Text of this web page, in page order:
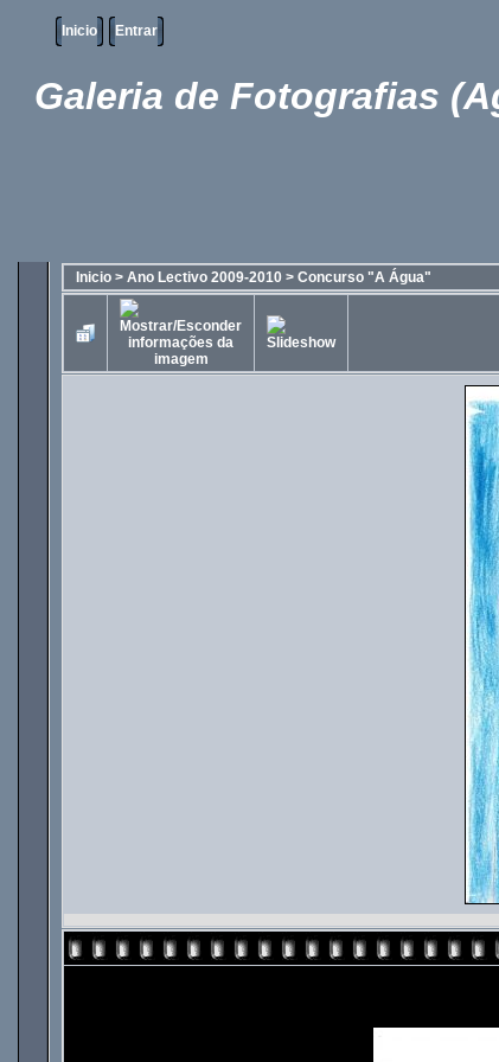
Inicio Entrar
Galeria de Fotografias
Inicio > Ano Lectivo 2009-2010 > Concurso "A Água"